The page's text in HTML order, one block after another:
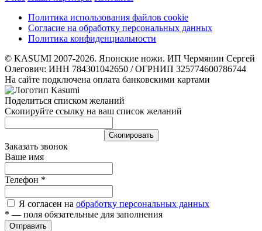
Политика использования файлов cookie
Согласие на обработку персональных данных
Политика конфиденциальности
© KASUMI 2007-2026. Японские ножи. ИП Чермянин Сергей
Олегович: ИНН 784301042650 / ОГРНИП 325774600786744
На сайте подключена оплата банковскими картами
Поделиться списком желаний
Скопируйте ссылку на ваш список желаний
Cкопировать
Заказать звонок
Ваше имя
Телефон *
Я согласен на обработку персональных данных
* — поля обязательные для заполнения
Отправить